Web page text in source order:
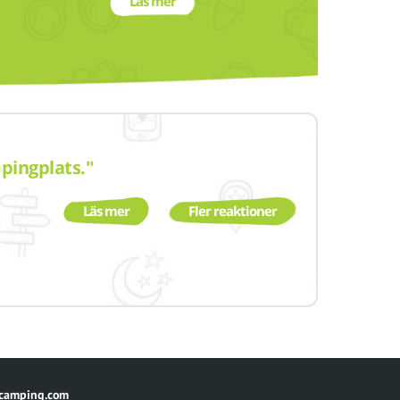
Läs mer Fler reaktioner